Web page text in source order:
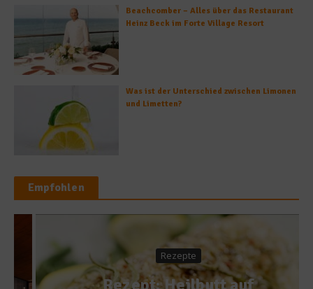
Beachcomber – Alles über das Restaurant
Heinz Beck im Forte Village Resort
Was ist der Unterschied zwischen Limonen
und Limetten?
Empfohlen
Rezepte
Rezept: Heilbutt auf